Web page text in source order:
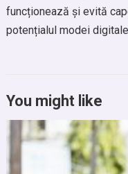
funcționează și evită
potențialul modei
You might like